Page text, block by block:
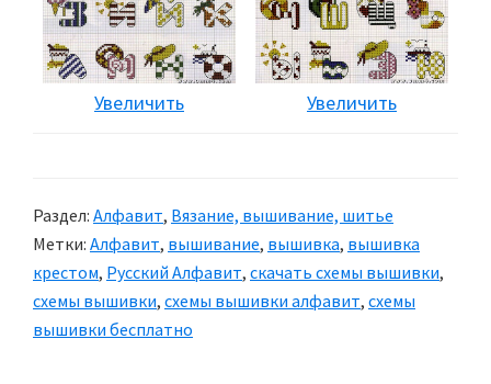
Увеличить Увеличить
Раздел: Алфавит, Вязание, вышивание, шитье
Метки: Алфавит, вышивание, вышивка, вышивка
крестом, Русский Алфавит, скачать схемы вышивки,
схемы вышивки, схемы вышивки алфавит, схемы
вышивки бесплатно